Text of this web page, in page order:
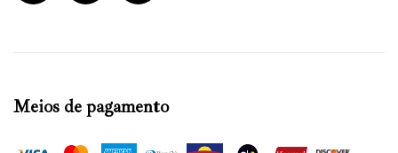
Meios de pagamento